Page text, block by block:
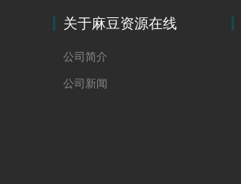
关于麻豆资源在线
公司简介
公司新闻